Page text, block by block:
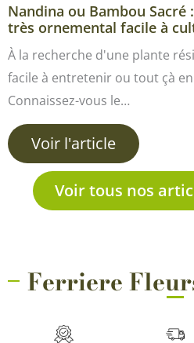
Nandina ou Bambou
très ornemental facile à
À la recherche d'une plante
facile à entretenir ou tout çà
Connaissez-vous le…
Voir l'article
Voir tous nos
Ferriere